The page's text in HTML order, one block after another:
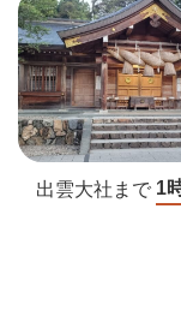
出雲大社まで 1